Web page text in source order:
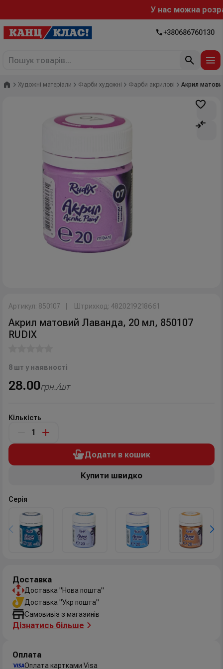
У нас можна
+380686760130
Головна
Художні матеріали Фарби художні Фарби акрилові Акрил
Артикул: 850107 Штрихкод: 4820219218661
Акрил матовий Лаванда, 20 мл, 850107
RUDIX
8 шт у наявності
28.00грн./шт
Кількість
Додати в кошик
Купити швидко
Серія
Доставка
Доставка "Нова пошта"
Доставка "Укр пошта"
Самовивіз з магазинів
Дізнатись більше
Оплата
Оплата картками Visa